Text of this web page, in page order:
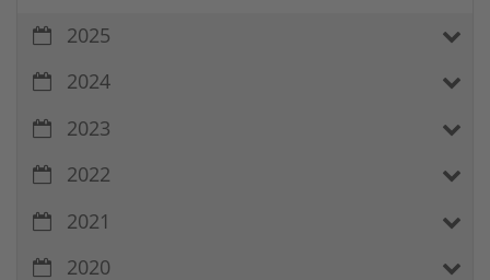
2025
2024
2023
2022
2021
2020